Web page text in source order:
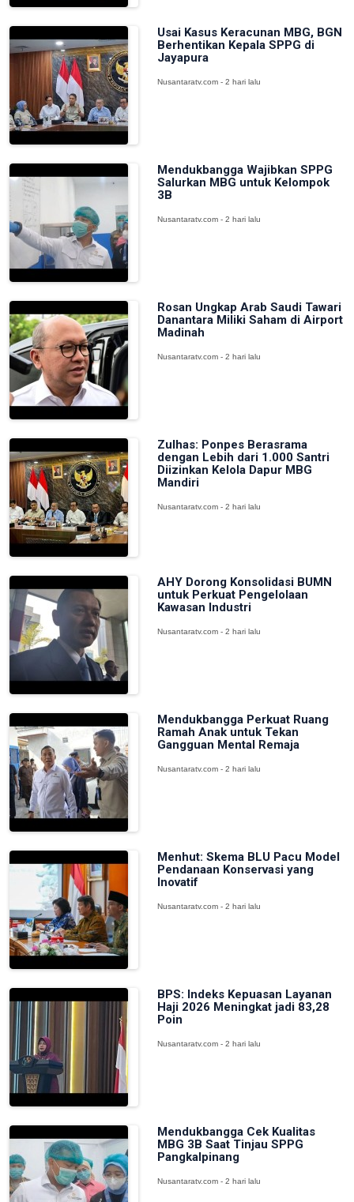
Usai Kasus Keracunan MBG, BGN
Berhentikan Kepala SPPG di
Jayapura
Nusantaratv.com - 2 hari lalu
Mendukbangga Wajibkan SPPG
Salurkan MBG untuk Kelompok
3B
Nusantaratv.com - 2 hari lalu
Rosan Ungkap Arab Saudi Tawari
Danantara Miliki Saham di Airport
Madinah
Nusantaratv.com - 2 hari lalu
Zulhas: Ponpes Berasrama
dengan Lebih dari 1.000 Santri
Diizinkan Kelola Dapur MBG
Mandiri
Nusantaratv.com - 2 hari lalu
AHY Dorong Konsolidasi BUMN
untuk Perkuat Pengelolaan
Kawasan Industri
Nusantaratv.com - 2 hari lalu
Mendukbangga Perkuat Ruang
Ramah Anak untuk Tekan
Gangguan Mental Remaja
Nusantaratv.com - 2 hari lalu
Menhut: Skema BLU Pacu Model
Pendanaan Konservasi yang
Inovatif
Nusantaratv.com - 2 hari lalu
BPS: Indeks Kepuasan Layanan
Haji 2026 Meningkat jadi 83,28
Poin
Nusantaratv.com - 2 hari lalu
Mendukbangga Cek Kualitas
MBG 3B Saat Tinjau SPPG
Pangkalpinang
Nusantaratv.com - 2 hari lalu